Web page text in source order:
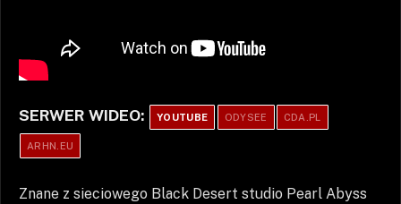
SERWER WIDEO: YOUTUBE ODYSEE CDA.PL
ARHN.EU
Znane z sieciowego Black Desert studio Pearl Abyss